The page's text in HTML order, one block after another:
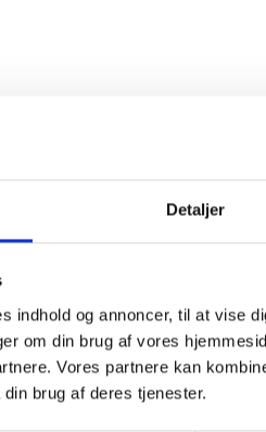
Detaljer
indhold og annoncer, til at vise
om din brug af vores
Vores partnere kan
brug af deres tjenester.